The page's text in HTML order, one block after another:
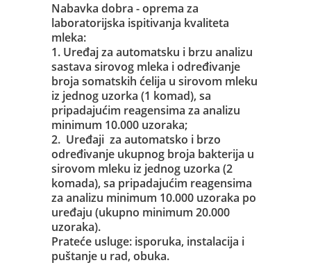
Nabavka dobra - oprema za
laboratorijska ispitivanja kvaliteta
mleka:
1. Uređaj za automatsku i brzu analizu
sastava sirovog mleka i određivanje
broja somatskih ćelija u sirovom mleku
iz jednog uzorka (1 komad), sa
pripadajućim reagensima za analizu
minimum 10.000 uzoraka;
2. Uređaji za automatsko i brzo
određivanje ukupnog broja bakterija u
sirovom mleku iz jednog uzorka (2
komada), sa pripadajućim reagensima
za analizu minimum 10.000 uzoraka po
uređaju (ukupno minimum 20.000
uzoraka).
Prateće usluge: isporuka, instalacija i
puštanje u rad, obuka.